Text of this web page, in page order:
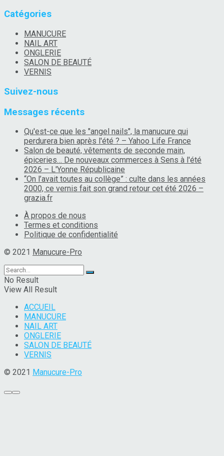
Catégories
MANUCURE
NAIL ART
ONGLERIE
SALON DE BEAUTÉ
VERNIS
Suivez-nous
Messages récents
Qu'est-ce que les "angel nails", la manucure qui
perdurera bien après l'été ? – Yahoo Life France
Salon de beauté, vêtements de seconde main,
épiceries… De nouveaux commerces à Sens à l'été
2026 – L'Yonne Républicaine
“On l’avait toutes au collège” : culte dans les années
2000, ce vernis fait son grand retour cet été 2026 –
grazia.fr
À propos de nous
Termes et conditions
Politique de confidentialité
© 2021 Manucure-Pro
No Result
View All Result
ACCUEIL
MANUCURE
NAIL ART
ONGLERIE
SALON DE BEAUTÉ
VERNIS
© 2021 Manucure-Pro